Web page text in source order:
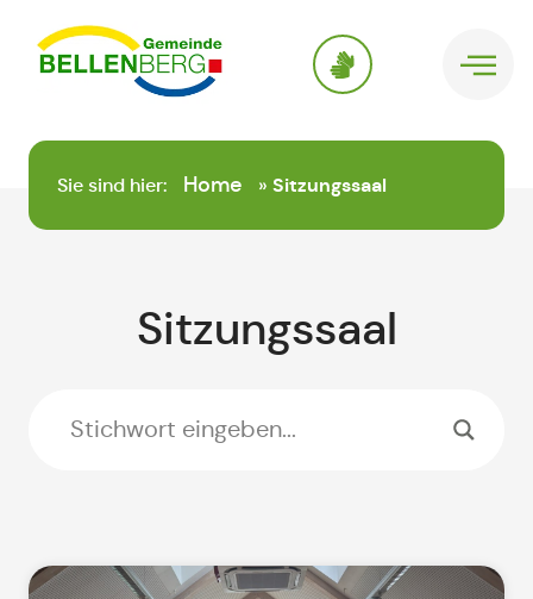
springen
Sie sind hier: Home » Sitzungssaal
Sitzungssaal